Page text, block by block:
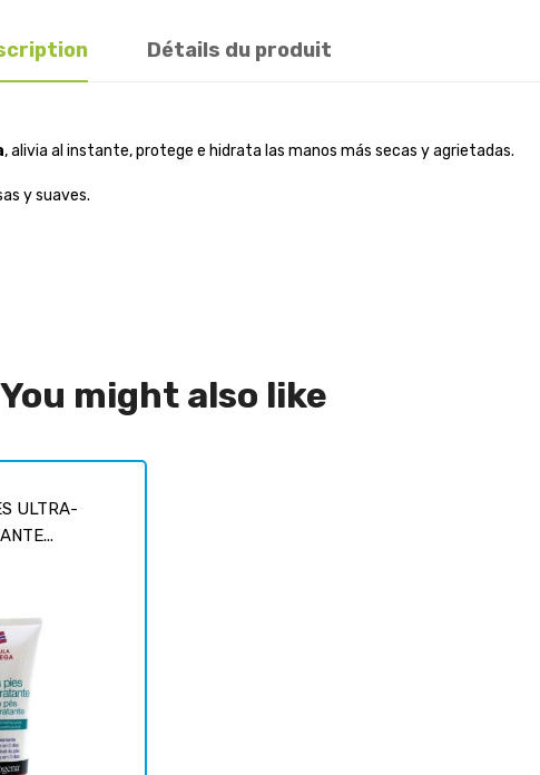
Détails du produit
, alivia al instante, protege e hidrata las manos más secas y agrietadas.
y suaves.
You might also like
ULTRA-